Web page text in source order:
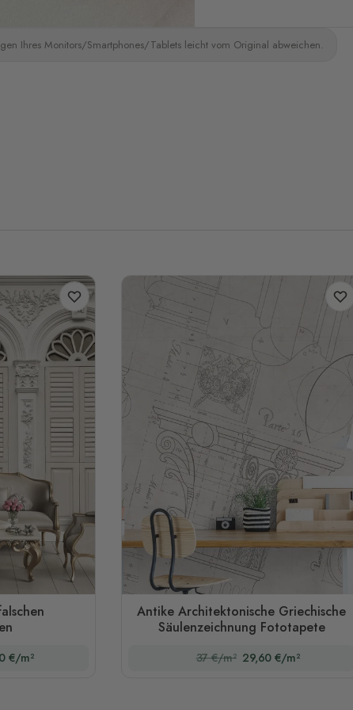
Ihres Monitors/Smartphones/Tablets leicht vom Original abweichen.
€/m²
Antike Architektonische Griechische
Säulenzeichnung Fototapete
37 €/m² 29,60 €/m²